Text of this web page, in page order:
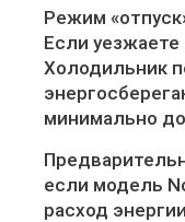
Режим
Если
Холодильник
минимально
если модель
расход